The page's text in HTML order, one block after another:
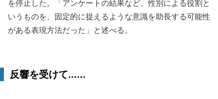
を停止した。「アンケートの結果など、性別による役割と
いうものを、固定的に捉えるような意識を助長する可能性
がある表現方法だった」と述べる。
反響を受けて......